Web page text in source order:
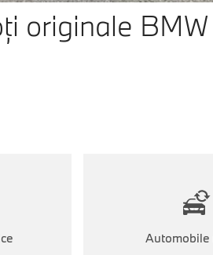
originale BMW
Automobile